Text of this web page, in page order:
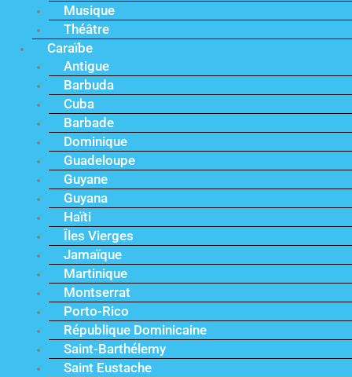
Musique
Théâtre
Caraïbe
Antigue
Barbuda
Cuba
Barbade
Dominique
Guadeloupe
Guyane
Guyana
Haïti
Îles Vierges
Jamaïque
Martinique
Montserrat
Porto-Rico
République Dominicaine
Saint-Barthélemy
Saint Eustache